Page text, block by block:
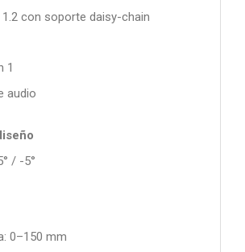
con soporte daisy-chain
1
audio
/ -5°
0–150 mm